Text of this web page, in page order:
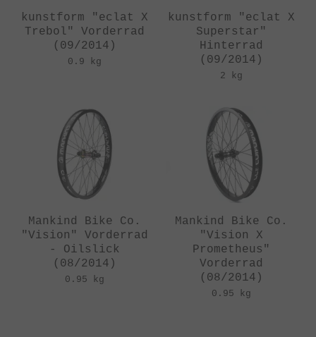
kunstform "eclat X
Trebol" Vorderrad
(09/2014)
0.9 kg
kunstform "eclat X
Superstar"
Hinterrad
(09/2014)
2 kg
Mankind Bike Co.
"Vision" Vorderrad
- Oilslick
(08/2014)
0.95 kg
Mankind Bike Co.
"Vision X
Prometheus"
Vorderrad
(08/2014)
0.95 kg